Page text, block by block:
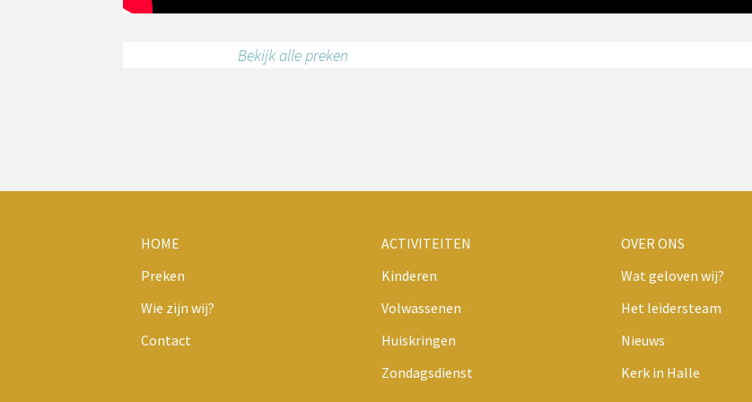
Bekijk alle preken
HOME
Preken
Wie zijn wij?
Contact
ACTIVITEITEN
Kinderen
Volwassenen
Huiskringen
Zondagsdienst
OVER ONS
Wat geloven wij?
Het leidersteam
Nieuws
Kerk in Halle